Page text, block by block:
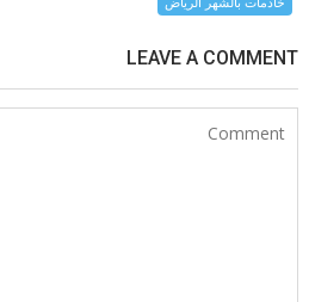
LEAVE A COMMENT